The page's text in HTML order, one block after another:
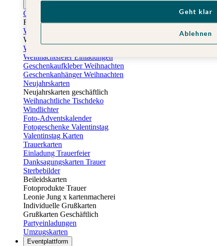
Ostern
Osterkarten
Fotogeschenke zu Ostern
Weihnachtskarten
Weihnachtskarten selbst gestalten
Weihnachtskarten geschäftlich
Weihnachtsfeier Einladungen
Geschenkaufkleber Weihnachten
Geschenkanhänger Weihnachten
Neujahrskarten
Neujahrskarten geschäftlich
Weihnachtliche Tischdeko
Windlichter
Foto-Adventskalender
Fotogeschenke Valentinstag
Valentinstag Karten
Trauerkarten
Einladung Trauerfeier
Danksagungskarten Trauer
Sterbebilder
Beileidskarten
Fotoprodukte Trauer
Leonie Jung x kartenmacherei
Individuelle Grußkarten
Grußkarten Geschäftlich
Partyeinladungen
Umzugskarten
Eventplattform
Ablehnen
Geht klar